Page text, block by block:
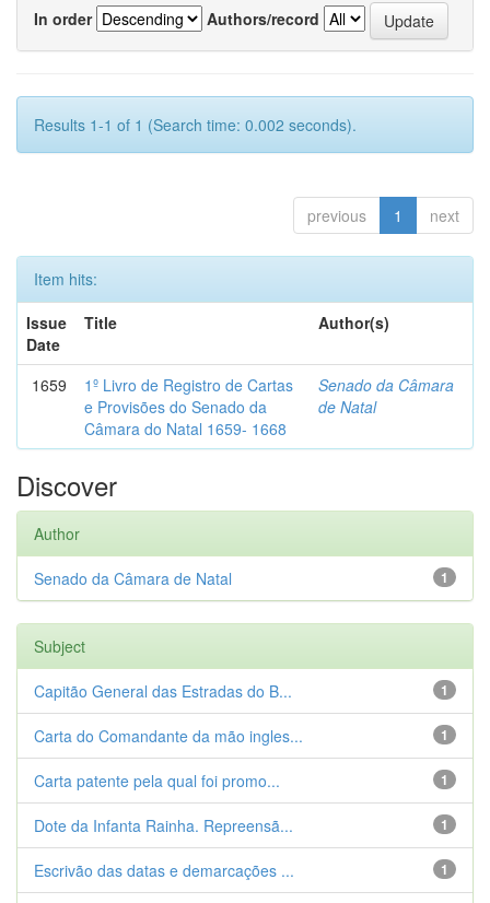
In order
Authors/record
Results 1-1 of 1 (Search time: 0.002 seconds).
previous 1 next
Item hits:
Issue
Date
Title Author(s)
1659
1º Livro de Registro de Cartas
e Provisões do Senado da
Câmara do Natal 1659- 1668
Senado da Câmara
de Natal
Discover
Author
1
Senado da Câmara de Natal
Subject
1
Capitão General das Estradas do B...
1
Carta do Comandante da mão ingles...
1
Carta patente pela qual foi promo...
1
Dote da Infanta Rainha. Repreensã...
1
Escrivão das datas e demarcações ...